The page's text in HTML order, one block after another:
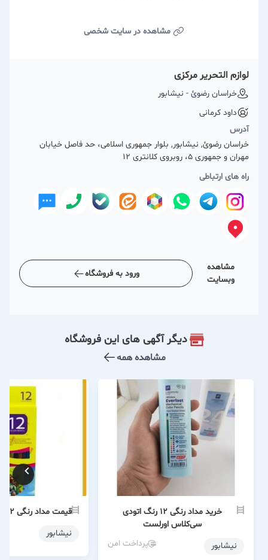
مشاهده در سایت شخصی
لوازم التحریر مرکزی
خراسان رضوئ - نیشابور
داود کرمانی
آدرس
خراسان رضوئ, نیشابور, بلوار جمهوری اسلامی، حد فاصل خیابان
مهران و جمهوری 5، روبروی کلانتری ۱۲
راه های ارتباطی
مشاهده
وبسایت
ورود به فروشگاه
دیگر آگهی های این فروشگاه
مشاهده همه
خرید مداد رنگی 12 رنگ اتودی
سی‌کلاس اورلست
نیشابور
پرداخت امن
قیمت مداد رنگی 12 رنگ ام کیو MQ
نیشابور